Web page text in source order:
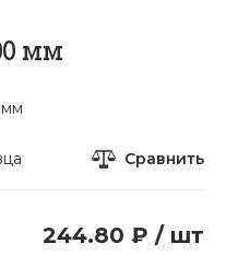
мм
Сравнить
244.80 ₽ / шт